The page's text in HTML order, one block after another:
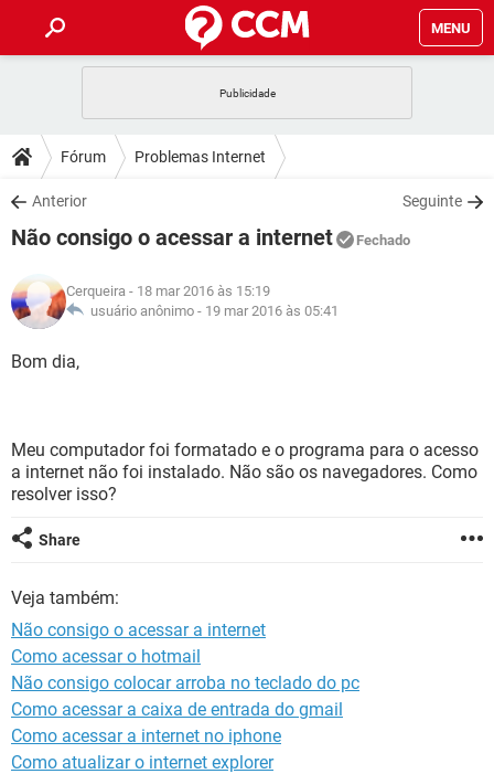
MENU
CELULAR FACEBOOK
OUTLOOK
INSTAGRAM GMAIL
DICAS
JOGOS WHATSAPP
INSTAGRAM GMAIL
GUIA DE COMPRAS
DOWNLOADS
JOGOS WHATSAPP
OUTLOOK EXCEL
INSTAGRAM
JOGOS WHATSAPP
CELULAR
OUTLOOK
GUIA DE COMPRAS
GLOSSÁRIO
JOGOS
INSTAGRAM GMAIL
GUIA DE COMPRAS
Fórum Problemas Internet
Anterior Seguinte
Não consigo o acessar a internet Fechado
Cerqueira - 18 mar 2016 às 15:19
usuário anônimo - 19 mar 2016 às 05:41
Bom dia,
Meu computador foi formatado e o programa para o acesso
a internet não foi instalado. Não são os navegadores. Como
resolver isso?
Share
Veja também:
Não consigo o acessar a internet
Como acessar o hotmail
Não consigo colocar arroba no teclado do pc
Como acessar a caixa de entrada do gmail
Como acessar a internet no iphone
Como atualizar o internet explorer